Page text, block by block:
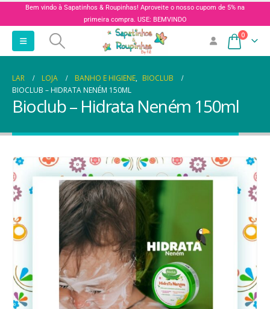
Bem vindo à Sapatinhos & Roupinhas! Aproveite o nosso cupom de 5% na
primeira compra. USE: BEMVINDO
0
LAR LOJA BANHO E HIGIENE, BIOCLUB
BIOCLUB – HIDRATA NENÉM 150ML
Bioclub – Hidrata Neném 150ml